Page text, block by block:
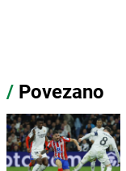
/ Povezano